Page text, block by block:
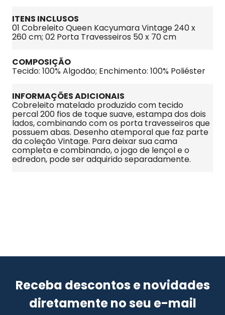
ITENS INCLUSOS
01 Cobreleito Queen Kacyumara Vintage 240 x
260 cm; 02 Porta Travesseiros 50 x 70 cm
COMPOSIÇÃO
Tecido: 100% Algodão; Enchimento: 100% Poliéster
INFORMAÇÕES ADICIONAIS
Cobreleito matelado produzido com tecido
percal 200 fios de toque suave, estampa dos dois
lados, combinando com os porta travesseiros que
possuem abas. Desenho atemporal que faz parte
da coleção Vintage. Para deixar sua cama
completa e combinando, o jogo de lençol e o
edredon, pode ser adquirido separadamente.
Receba descontos e novidades
diretamente no seu e-mail